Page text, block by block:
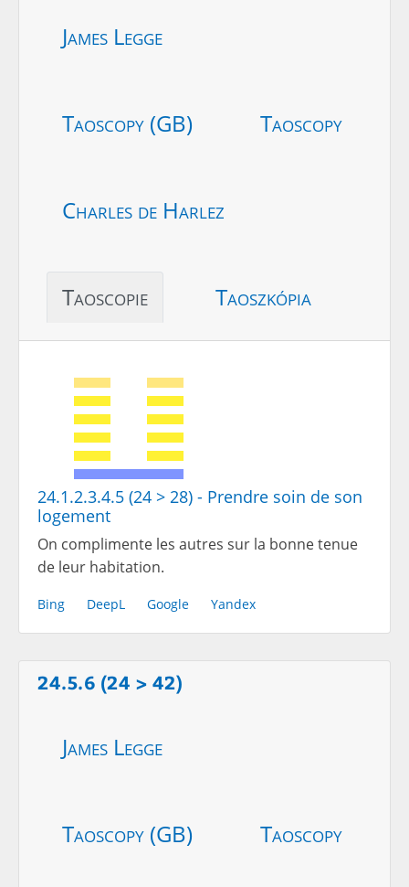
James Legge
Taoscopy (GB) Taoscopy
Charles de Harlez
Taoscopie Taoszkópia
24.1.2.3.4.5 (24 > 28) - Prendre soin de son
logement
On complimente les autres sur la bonne tenue
de leur habitation.
Bing DeepL Google Yandex
24.5.6 (24 > 42)
James Legge
Taoscopy (GB) Taoscopy